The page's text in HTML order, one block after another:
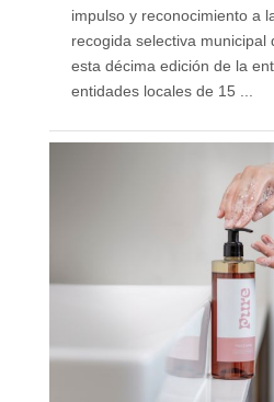
impulso y reconocimiento a
recogida selectiva municipal
esta décima edición de la
entidades locales de 15 ...